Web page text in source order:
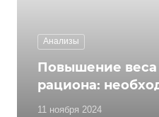
Анализы
11 ноября 2024
Повышение веса
рациона: